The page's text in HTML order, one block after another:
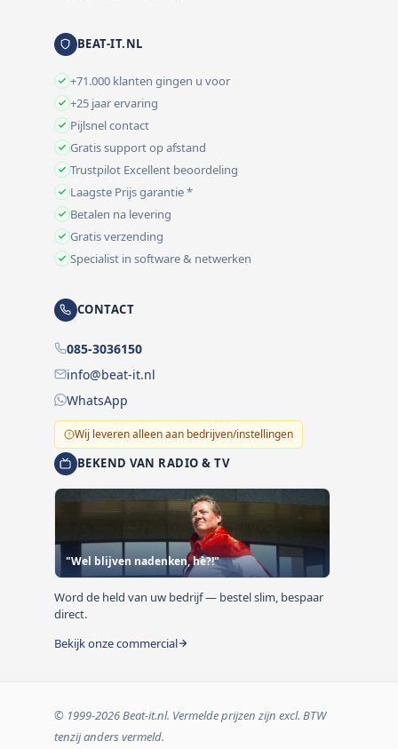
BEAT-IT.NL
+71.000 klanten gingen u voor
+25 jaar ervaring
Pijlsnel contact
Gratis support op afstand
Trustpilot Excellent beoordeling
Laagste Prijs garantie *
Betalen na levering
Gratis verzending
Specialist in software & netwerken
CONTACT
085-3036150
info@beat-it.nl
WhatsApp
Wij leveren alleen aan bedrijven/instellingen
BEKEND VAN RADIO & TV
"Wel blijven nadenken, hè?!"
Word de held van uw bedrijf — bestel slim, bespaar
direct.
Bekijk onze commercial
© 1999-2026 Beat-it.nl. Vermelde prijzen zijn excl. BTW
tenzij anders vermeld.